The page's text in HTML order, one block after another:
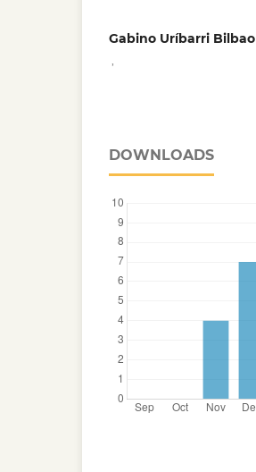
Gabino Uríbarri Bilbao
DOWNLOADS